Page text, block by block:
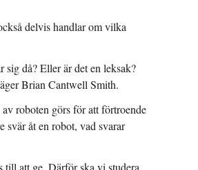
delvis handlar om vilka
sig då? Eller är det en leksak?
Brian Cantwell Smith.
roboten görs för att förtroende
svär åt en robot, vad svarar